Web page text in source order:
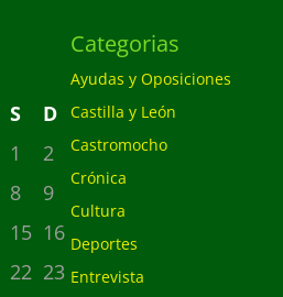
S
D
1
2
8
9
15 16
22 23
Categorias
Ayudas y Oposiciones
Castilla y León
Castromocho
Crónica
Cultura
Deportes
Entrevista